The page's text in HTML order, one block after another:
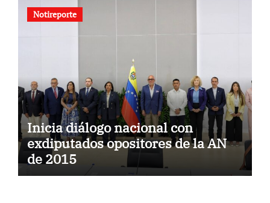
Notireporte
Inicia diálogo nacional con
exdiputados opositores de la AN
de 2015